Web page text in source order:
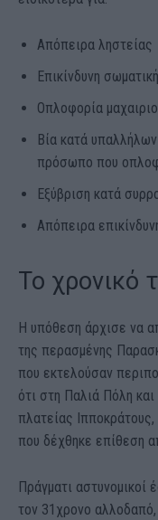
Απόπειρα ληστείας
Επικίνδυνη
Οπλοφορία
Βία κατά
πρόσωπο που
Εξύβριση κατά
Απόπειρα
Το χρονικό
Η υπόθεση άρχισε να
της περασμένης
που εκτελούσαν
ότι στη Παλιά Πόλη και
πλατείας
που δέχθηκε επίθεση
Πράγματι αστυνομικοί
τον 31χρονο